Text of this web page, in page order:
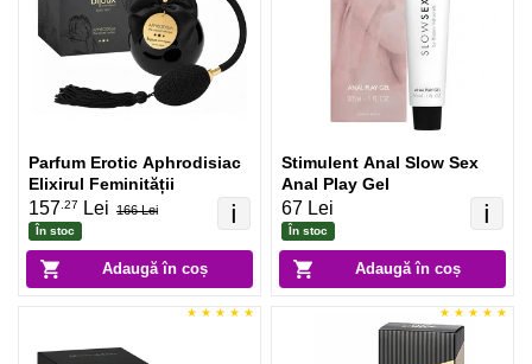
Adaugă în coș
ℹ️
Parfum Erotic Aphrodisiac
Elixirul Feminității
157.27 Lei 166 Lei
În stoc
Adaugă în coș
ℹ️
Stimulent Anal Slow Sex
Anal Play Gel
67 Lei
În stoc